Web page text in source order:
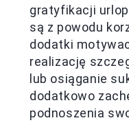
gratyfikacji
są z powodu
dodatki
realizację
lub osiąganie
dodatkowo
podnoszenia